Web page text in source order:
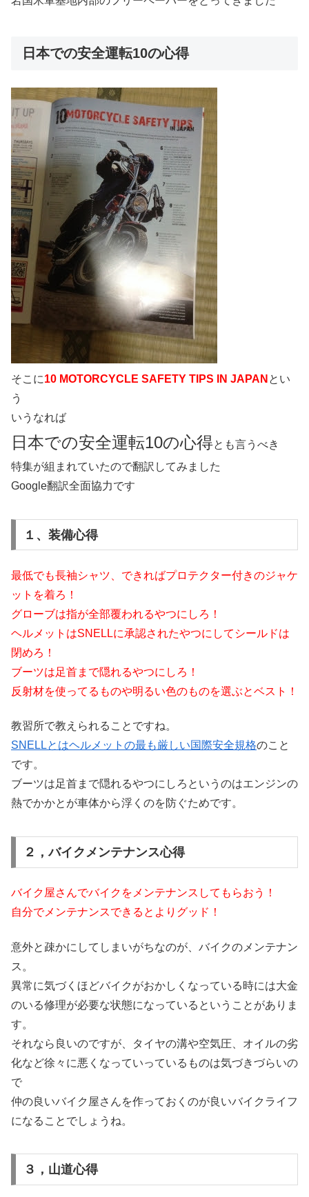
日本での安全運転10の心得
そこに10 MOTORCYCLE SAFETY TIPS IN JAPAN とい
う
いうなれば
日本での安全運転10の心得とも言うべき
特集が組まれていたので翻訳してみました
Google翻訳全面協力です
１、装備心得
最低でも長袖シャツ、できればプロテクター付きのジャケ
ットを着ろ！
グローブは指が全部覆われるやつにしろ！
ヘルメットはSNELLに承認されたやつにしてシールドは
閉めろ！
ブーツは足首まで隠れるやつにしろ！
反射材を使ってるものや明るい色のものを選ぶとベスト！
教習所で教えられることですね。
SNELLとはヘルメットの最も厳しい国際安全規格のこと
です。
ブーツは足首まで隠れるやつにしろというのはエンジンの
熱でかかとが車体から浮くのを防ぐためです。
２，バイクメンテナンス心得
バイク屋さんでバイクをメンテナンスしてもらおう！
自分でメンテナンスできるとよりグッド！
意外と疎かにしてしまいがちなのが、バイクのメンテナン
ス。
異常に気づくほどバイクがおかしくなっている時には大金
のいる修理が必要な状態になっているということがありま
す。
それなら良いのですが、タイヤの溝や空気圧、オイルの劣
化など徐々に悪くなっていっているものは気づきづらいの
で
仲の良いバイク屋さんを作っておくのが良いバイクライフ
になることでしょうね。
３，山道心得